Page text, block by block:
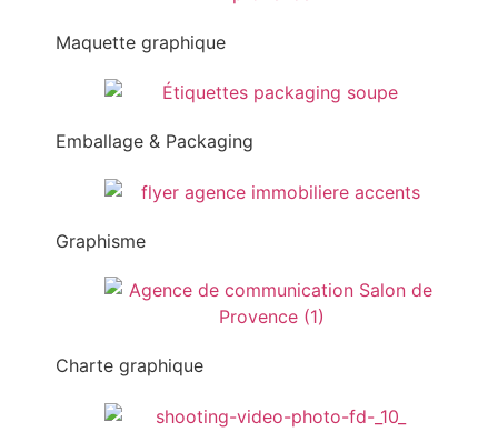
Maquette graphique
Emballage & Packaging
Graphisme
Charte graphique